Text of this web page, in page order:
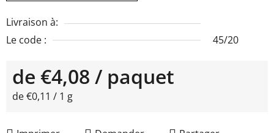
Livraison à:
Le code :
45/20
de €4,08 / paquet
Prix de la mesure:
de €0,11 / 1 g